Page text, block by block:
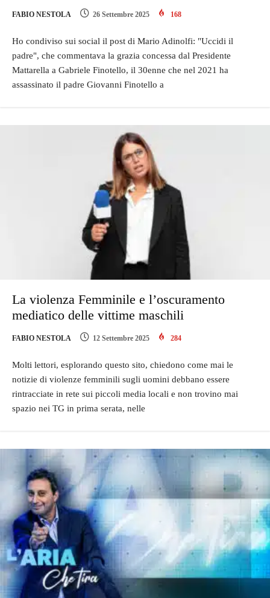
FABIO NESTOLA 26 Settembre 2025 168
Ho condiviso sui social il post di Mario Adinolfi: "Uccidi il
padre", che commentava la grazia concessa dal Presidente
Mattarella a Gabriele Finotello, il 30enne che nel 2021 ha
assassinato il padre Giovanni Finotello a
La violenza Femminile e l’oscuramento
mediatico delle vittime maschili
FABIO NESTOLA 12 Settembre 2025 284
Molti lettori, esplorando questo sito, chiedono come mai le
notizie di violenze femminili sugli uomini debbano essere
rintracciate in rete sui piccoli media locali e non trovino mai
spazio nei TG in prima serata, nelle